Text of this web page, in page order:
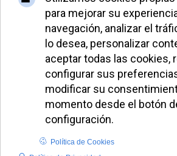
El Papa
recibe a
zonas de
en audiencia
general